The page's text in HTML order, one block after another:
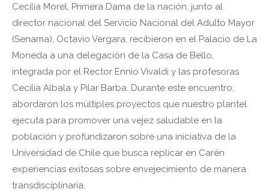
Cecilia Morel, Primera Dama de la nación, junto al
director nacional del Servicio Nacional del Adulto Mayor
(Senama), Octavio Vergara, recibieron en el Palacio de La
Moneda a una delegación de la Casa de Bello,
integrada por el Rector Ennio Vivaldi y las profesoras
Cecilia Albala y Pilar Barba. Durante este encuentro,
abordaron los múltiples proyectos que nuestro plantel
ejecuta para promover una vejez saludable en la
población y profundizaron sobre una iniciativa de la
Universidad de Chile que busca replicar en Carén
experiencias exitosas sobre envejecimiento de manera
transdisciplinaria.